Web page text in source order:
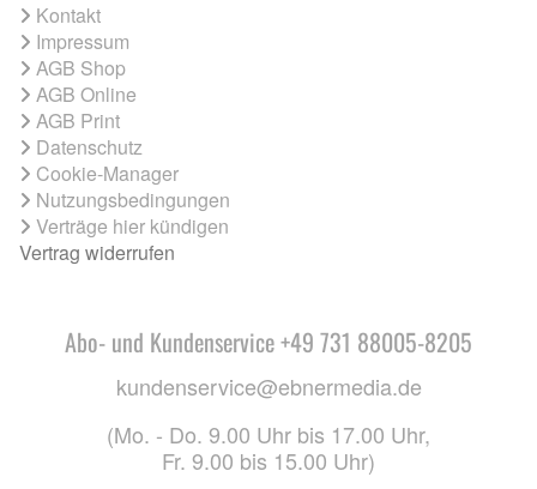
Kontakt
Impressum
AGB Shop
AGB Online
AGB Print
Datenschutz
Cookie-Manager
Nutzungsbedingungen
Verträge hier kündigen
Vertrag widerrufen
Abo- und Kundenservice +49 731 88005-8205
kundenservice@ebnermedia.de
(Mo. - Do. 9.00 Uhr bis 17.00 Uhr,
Fr. 9.00 bis 15.00 Uhr)